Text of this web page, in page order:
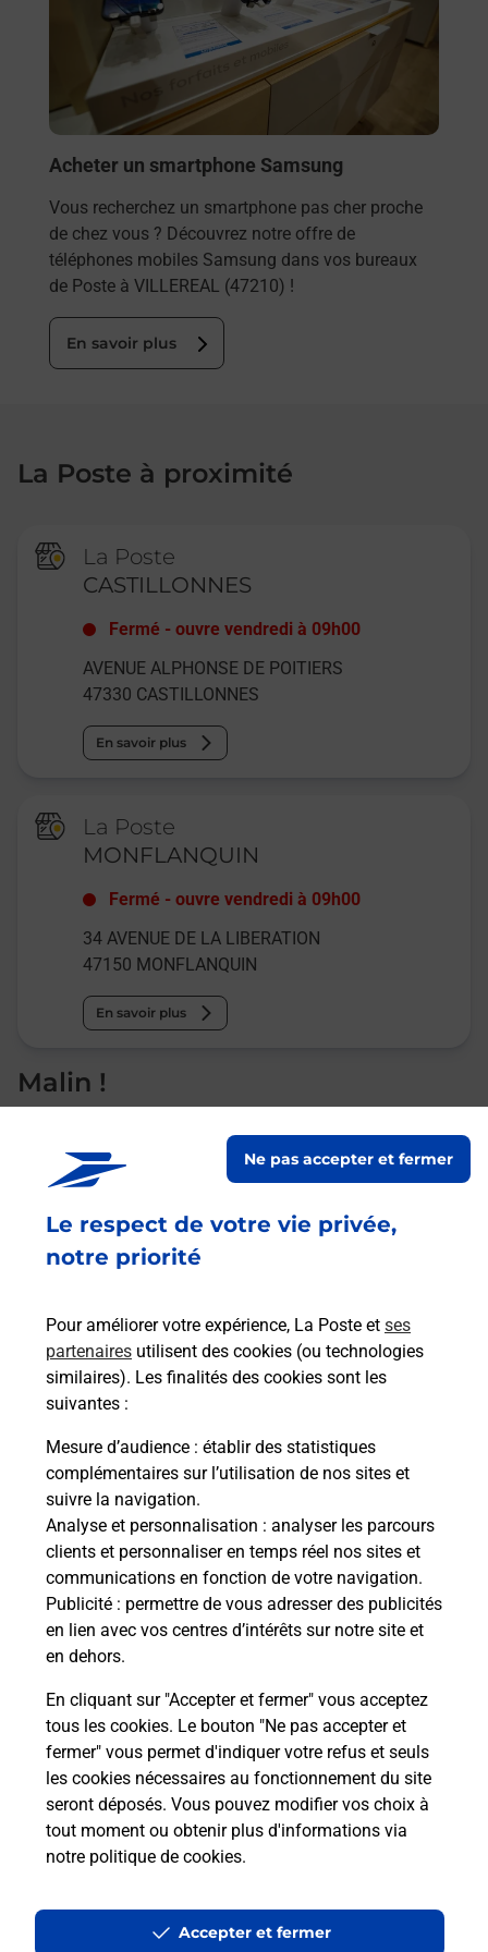
Le respect de votre vie privée,
notre priorité
Pour améliorer votre expérience, La Poste et ses
partenaires utilisent des cookies (ou technologies
similaires). Les finalités des cookies sont les
suivantes :
Mesure d’audience : établir des statistiques
complémentaires sur l’utilisation de nos sites et
suivre la navigation.
Analyse et personnalisation : analyser les parcours
clients et personnaliser en temps réel nos sites et
communications en fonction de votre navigation.
Publicité : permettre de vous adresser des publicités
en lien avec vos centres d’intérêts sur notre site et
en dehors.
En cliquant sur "Accepter et fermer" vous acceptez
tous les cookies. Le bouton "Ne pas accepter et
fermer" vous permet d'indiquer votre refus et seuls
les cookies nécessaires au fonctionnement du site
seront déposés. Vous pouvez modifier vos choix à
tout moment ou obtenir plus d'informations via
notre politique de cookies.
Ne pas accepter et fermer
Accepter et fermer
Acheter un smartphone Samsung
Vous recherchez un smartphone pas cher proche
de chez vous ? Découvrez notre offre de
téléphones mobiles Samsung dans vos bureaux
de Poste à VILLEREAL (47210) !
En savoir plus
La Poste à proximité
La Poste
CASTILLONNES
Fermé -ouvre vendredi à 09h00
AVENUE ALPHONSE DE POITIERS
47330 CASTILLONNES
En savoir plus
La Poste
MONFLANQUIN
Fermé -ouvre vendredi à 09h00
34 AVENUE DE LA LIBERATION
47150 MONFLANQUIN
En savoir plus
Malin !
La Poste
en ligne
Ouvert 24h/24
En savoir plus
Recherchez un autre point de contact
Questions fréquemment posées
Quel réseau utilise La Poste Mobile ?
Est-ce que je peux garder mon
numéro de mobile gratuitement ?
Est-ce que je peux bénéficier de la 5G
avec La Poste Mobile ?
Est-ce que je peux utiliser mon forfait
à l’étranger avec La Poste Mobile ?
en plusieurs fois avec La Poste Mobile